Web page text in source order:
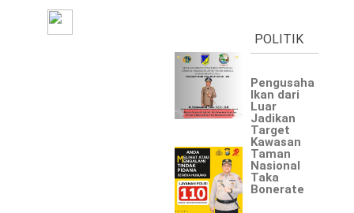
POLITIK
Pengusaha
Ikan dari
Luar
Jadikan
Target
Kawasan
Taman
Nasional
Taka
Bonerate